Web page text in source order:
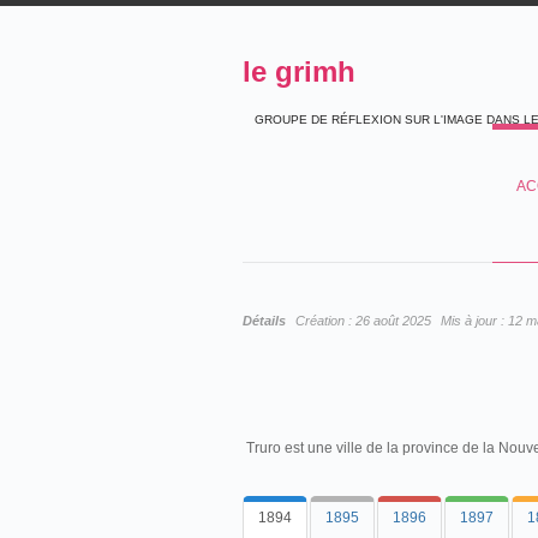
le grimh
GROUPE DE RÉFLEXION SUR L'IMAGE DANS
Détails Création : 26 août 2025 Mis à jour : 12
Truro est une ville de la province de la
1894 1895 1896 1897